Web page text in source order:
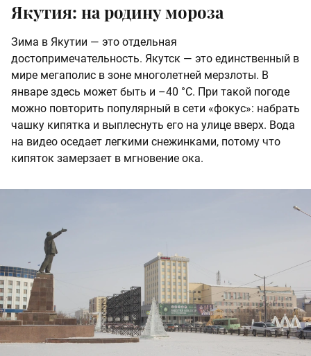
Якутия: на родину мороза
Зима в Якутии — это отдельная
достопримечательность. Якутск — это единственный в
мире мегаполис в зоне многолетней мерзлоты. В
январе здесь может быть и –40 °С. При такой погоде
можно повторить популярный в сети «фокус»: набрать
чашку кипятка и выплеснуть его на улице вверх. Вода
на видео оседает легкими снежинками, потому что
кипяток замерзает в мгновение ока.